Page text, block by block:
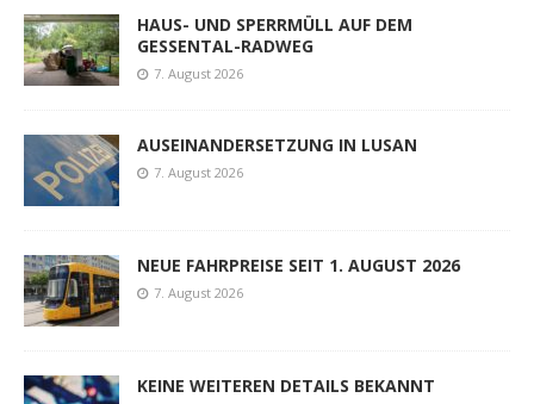
HAUS- UND SPERRMÜLL AUF DEM
GESSENTAL-RADWEG
7. August 2026
AUSEINANDERSETZUNG IN LUSAN
7. August 2026
NEUE FAHRPREISE SEIT 1. AUGUST 2026
7. August 2026
KEINE WEITEREN DETAILS BEKANNT